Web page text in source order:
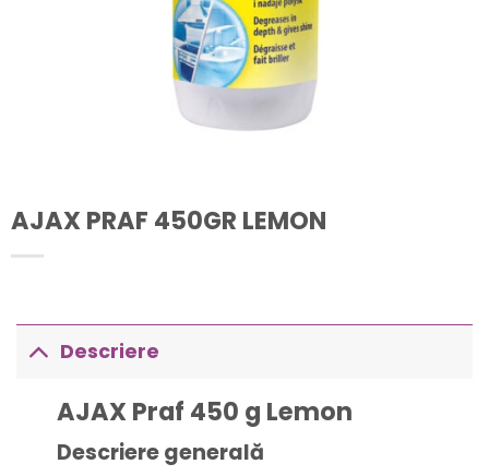
AJAX PRAF 450GR LEMON
Descriere
AJAX Praf 450 g Lemon
Descriere generală